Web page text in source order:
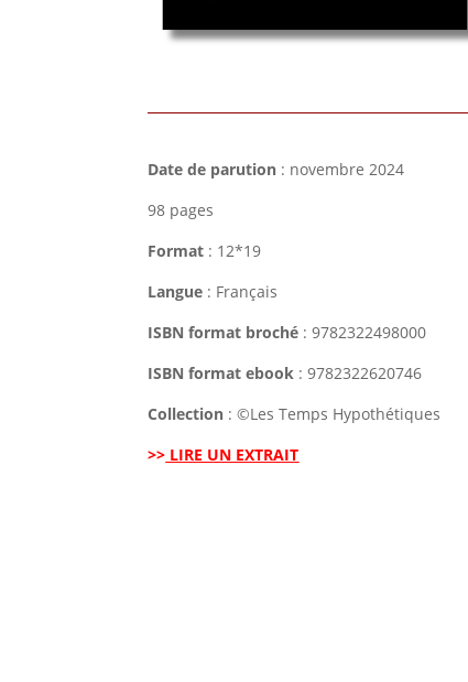
Date de parution : novembre 2024
98 pages
Format : 12*19
Langue : Français
ISBN format broché : 9782322498000
ISBN format ebook : 9782322620746
Collection : ©Les Temps Hypothétiques
>> LIRE UN EXTRAIT